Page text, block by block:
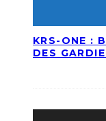
KRS-ONE :
DES